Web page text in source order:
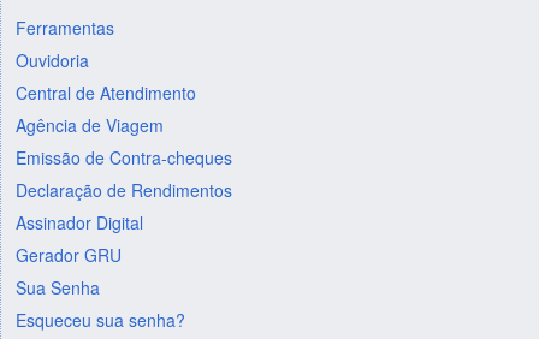
Ferramentas
Ouvidoria
Central de Atendimento
Agência de Viagem
Emissão de Contra-cheques
Declaração de Rendimentos
Assinador Digital
Gerador GRU
Sua Senha
Esqueceu sua senha?